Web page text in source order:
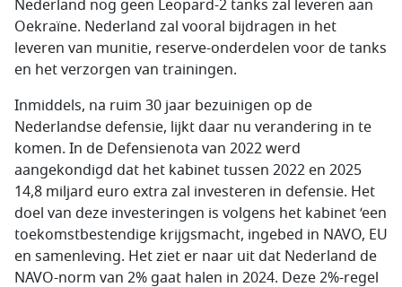
Nederland nog geen Leopard-2 tanks zal leveren aan
Oekraïne. Nederland zal vooral bijdragen in het
leveren van munitie, reserve-onderdelen voor de tanks
en het verzorgen van trainingen.
Inmiddels, na ruim 30 jaar bezuinigen op de
Nederlandse defensie, lijkt daar nu verandering in te
komen. In de Defensienota van 2022 werd
aangekondigd dat het kabinet tussen 2022 en 2025
14,8 miljard euro extra zal investeren in defensie. Het
doel van deze investeringen is volgens het kabinet ‘een
toekomstbestendige krijgsmacht, ingebed in NAVO, EU
en samenleving. Het ziet er naar uit dat Nederland de
NAVO-norm van 2% gaat halen in 2024. Deze 2%-regel